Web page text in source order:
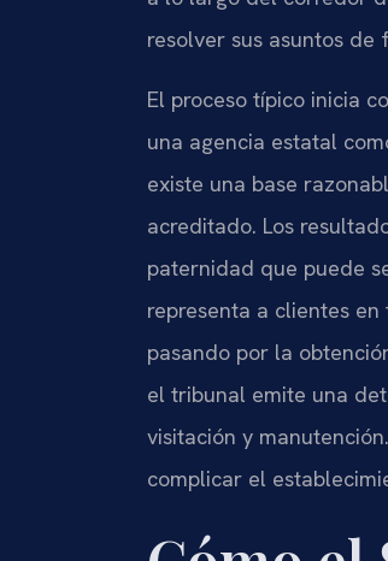
resolver sus asuntos de
El proceso típico inicia
una agencia estatal
existe una base
acreditado. Los
paternidad que puede
representa a clientes
pasando por la
el tribunal emite una
visitación y
complicar el